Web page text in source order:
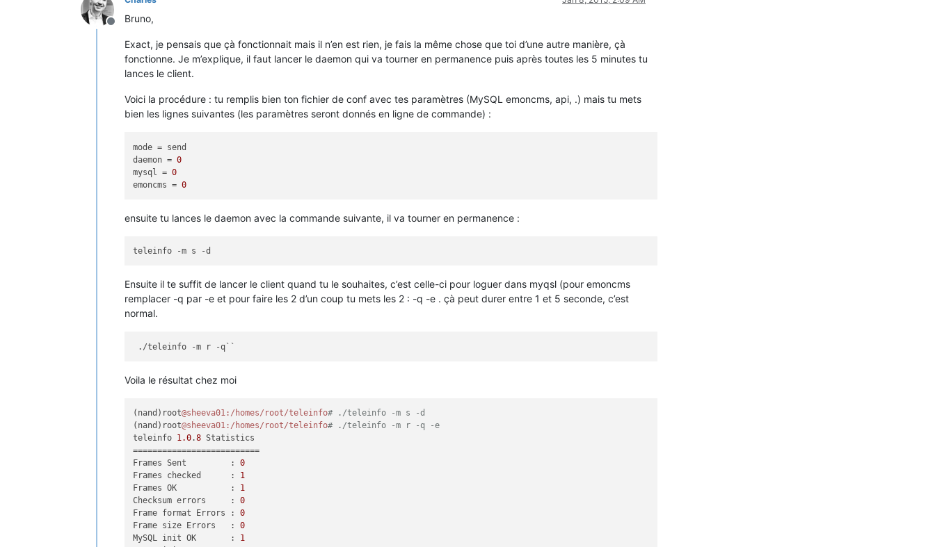
Offline
Bruno,
Exact, je pensais que çà fonctionnait mais il n’en est rien, je fais la même chose que toi d’une autre manière, çà
fonctionne. Je m’explique, il faut lancer le daemon qui va tourner en permanence puis après toutes les 5 minutes tu
lances le client.
Voici la procédure : tu remplis bien ton fichier de conf avec tes paramètres (MySQL emoncms, api, .) mais tu mets
bien les lignes suivantes (les paramètres seront donnés en ligne de commande) :
mode
daemon = 0
mysql
= 0
emoncms = 0
ensuite tu lances le daemon avec la commande suivante, il va tourner en permanence :
Ensuite il te suffit de lancer le client quand tu le souhaites, c’est celle-ci pour loguer dans myqsl (pour emoncms
remplacer -q par -e et pour faire les 2 d’un coup tu mets les 2 : -q -e . çà peut durer entre 1 et 5 seconde, c’est
normal.
Voila le résultat chez moi
(nand)root@sheeva01 :/homes/root/teleinfo# ./teleinfo -m s -d
(nand)root@sheeva01 :/homes/root/teleinfo# ./teleinfo -m r -q -e
teleinfo 1.0.8 Statistics
==========================
Frames Sent         : 0
Frames checked      : 1
Frames OK           : 1
Checksum errors     : 0
Frame format Errors : 0
Frame size Errors   : 0
MySQL init OK       : 1